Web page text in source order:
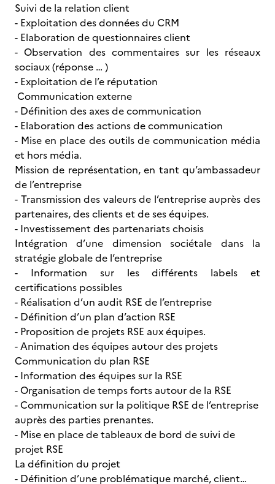
Suivi de la relation client
- Exploitation des données du CRM
- Elaboration de questionnaires client
- Observation des commentaires sur les réseaux
sociaux (réponse … )
- Exploitation de l’e réputation
Communication externe
- Définition des axes de communication
- Elaboration des actions de communication
- Mise en place des outils de communication média
et hors média.
Mission de représentation, en tant qu’ambassadeur
de l’entreprise
- Transmission des valeurs de l’entreprise auprès des
partenaires, des clients et de ses équipes.
- Investissement des partenariats choisis
Intégration d’une dimension sociétale dans la
stratégie globale de l’entreprise
- Information sur les différents labels et
certifications possibles
- Réalisation d’un audit RSE de l’entreprise
- Définition d’un plan d’action RSE
- Proposition de projets RSE aux équipes.
- Animation des équipes autour des projets
Communication du plan RSE
- Information des équipes sur la RSE
- Organisation de temps forts autour de la RSE
- Communication sur la politique RSE de l’entreprise
auprès des parties prenantes.
- Mise en place de tableaux de bord de suivi de
projet RSE
La définition du projet
- Définition d’une problématique marché, client…